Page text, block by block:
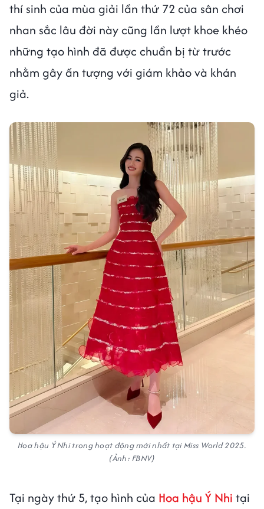
thí sinh của mùa giải lần thứ 72 của sân chơi
nhan sắc lâu đời này cũng lần lượt khoe khéo
những tạo hình đã được chuẩn bị từ trước
nhằm gây ấn tượng với giám khảo và khán
giả.
Hoa hậu Ý Nhi trong hoạt động mới nhất tại Miss World 2025.
(Ảnh: FBNV)
Tại ngày thứ 5, tạo hình của Hoa hậu Ý Nhi tại